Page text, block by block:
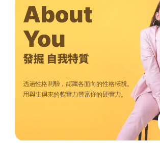
About
You
發掘 自我特質
透過性格測驗，認識各面向的性格樣貌。
用與生俱來的軟實力豐富你的硬實力。